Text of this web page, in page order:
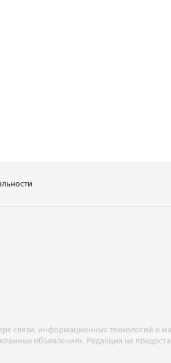
связи, информационных технологий и
объявлениях. Редакция не